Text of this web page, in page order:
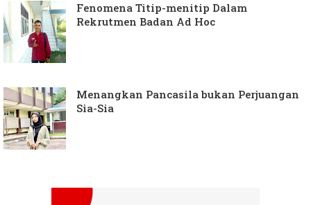
Fenomena Titip-menitip Dalam
Rekrutmen Badan Ad Hoc
Menangkan Pancasila bukan Perjuangan
Sia-Sia